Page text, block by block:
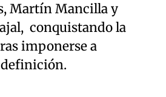
Martín Mancilla y
conquistando la
imponerse a